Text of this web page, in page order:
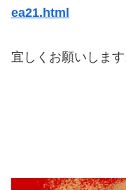
ea21.html
宜しくお願いします